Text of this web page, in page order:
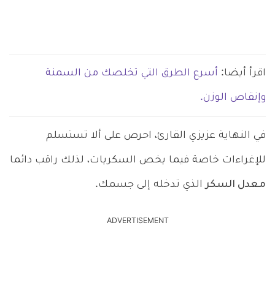
اقرأ أيضا: أسرع الطرق التي تخلصك من السمنة
وإنقاص الوزن.
في النهاية عزيزي القارئ، احرص على ألا تستسلم
للإغراءات خاصة فيما يخص السكريات، لذلك راقب دائما
معدل السكر الذي تدخله إلى جسمك.
ADVERTISEMENT